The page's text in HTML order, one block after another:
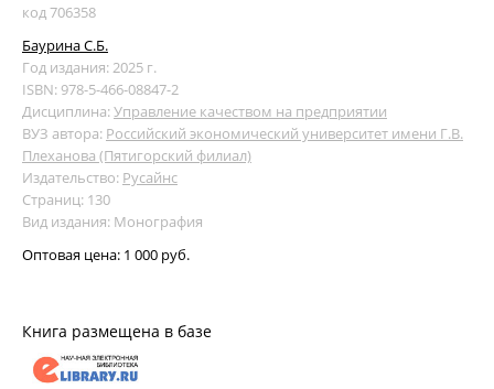
код 706358
Баурина С.Б.
Год издания: 2025 г.
ISBN: 978-5-466-08847-2
Дисциплина:Управление качеством на предприятии
ВУЗ автора: Российский экономический университет имени Г.В.
Плеханова (Пятигорский филиал)
Издательство: Русайнс
Страниц: 130
Вид издания: Монография
Оптовая цена: 1 000 руб.
Книга размещена в базе